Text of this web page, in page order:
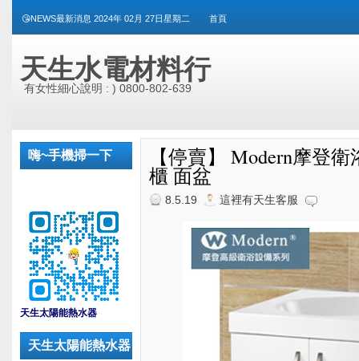
😘NEWS最新消息 2024年 02月 27日星期二 首頁
天生水電材料行
有女性細心說明 : ) 0800-802-639
嗨~手機掃一下
天生太陽能熱水器
天生太陽能熱水器
【停賣】 Modern摩登
櫃 面盆
8.5.19 這裡有天生客服